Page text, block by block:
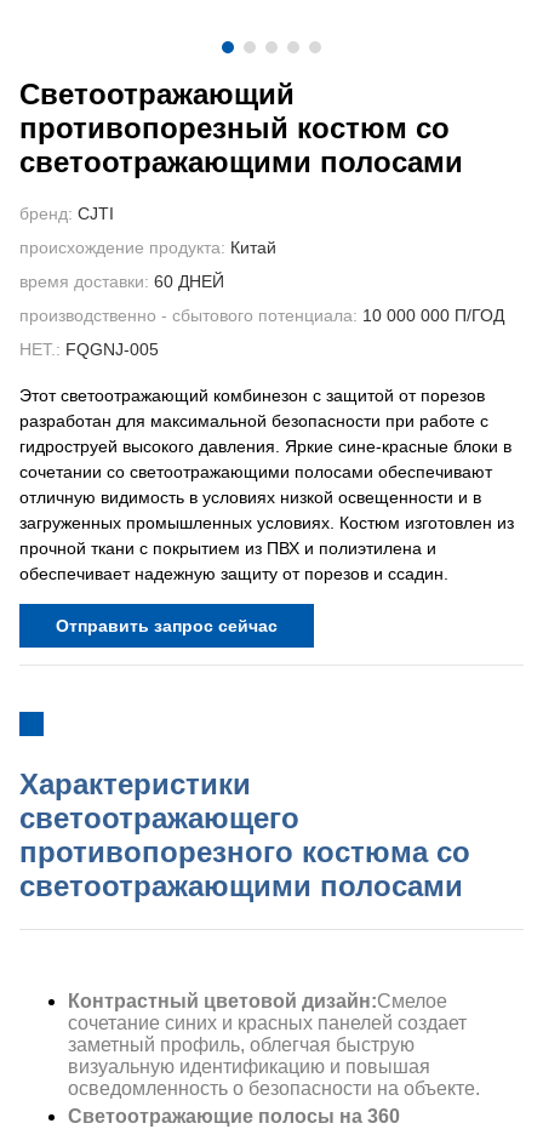
Светоотражающий
противопорезный костюм со
светоотражающими полосами
бренд: CJTI
происхождение продукта: Китай
время доставки: 60 ДНЕЙ
производственно - сбытового потенциала: 10 000 000 П/ГОД
НЕТ.: FQGNJ-005
Этот светоотражающий комбинезон с защитой от порезов
разработан для максимальной безопасности при работе с
гидроструей высокого давления. Яркие сине-красные блоки в
сочетании со светоотражающими полосами обеспечивают
отличную видимость в условиях низкой освещенности и в
загруженных промышленных условиях. Костюм изготовлен из
прочной ткани с покрытием из ПВХ и полиэтилена и
обеспечивает надежную защиту от порезов и ссадин.
Отправить запрос сейчас
Характеристики
светоотражающего
противопорезного костюма со
светоотражающими полосами
Контрастный цветовой дизайн:Смелое
сочетание синих и красных панелей создает
заметный профиль, облегчая быструю
визуальную идентификацию и повышая
осведомленность о безопасности на объекте.
Светоотражающие полосы на 360